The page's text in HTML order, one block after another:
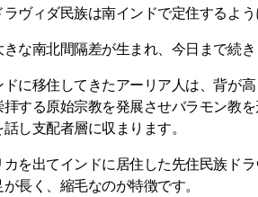
ヴィダ民族は南インドで定住するよ
きな南北間隔差が生まれ、今日まで続
に移住してきたアーリア人は、背が
する原始宗教を発展させバラモン教
し支配者層に収まります。
を出てインドに居住した先住民族ド
長く、縮毛なのが特徴です。